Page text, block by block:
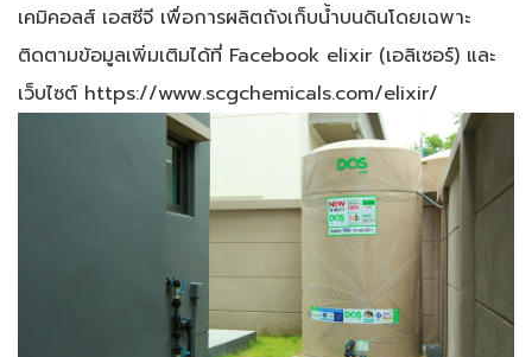
เคมิคอลส์ เอสซีจี เพื่อการผลิตถังเก็บน้ำบนดินโดยเฉพาะ
ติดตามข้อมูลเพิ่มเติมได้ที่ Facebook elixir (เอลิเซอร์) และ
เว็บไซต์ https://www.scgchemicals.com/elixir/